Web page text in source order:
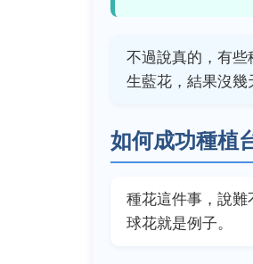
不過說真的，有
生藍花，結果沒幾
如何成功種植
種花這件事，說
球花就是例子。